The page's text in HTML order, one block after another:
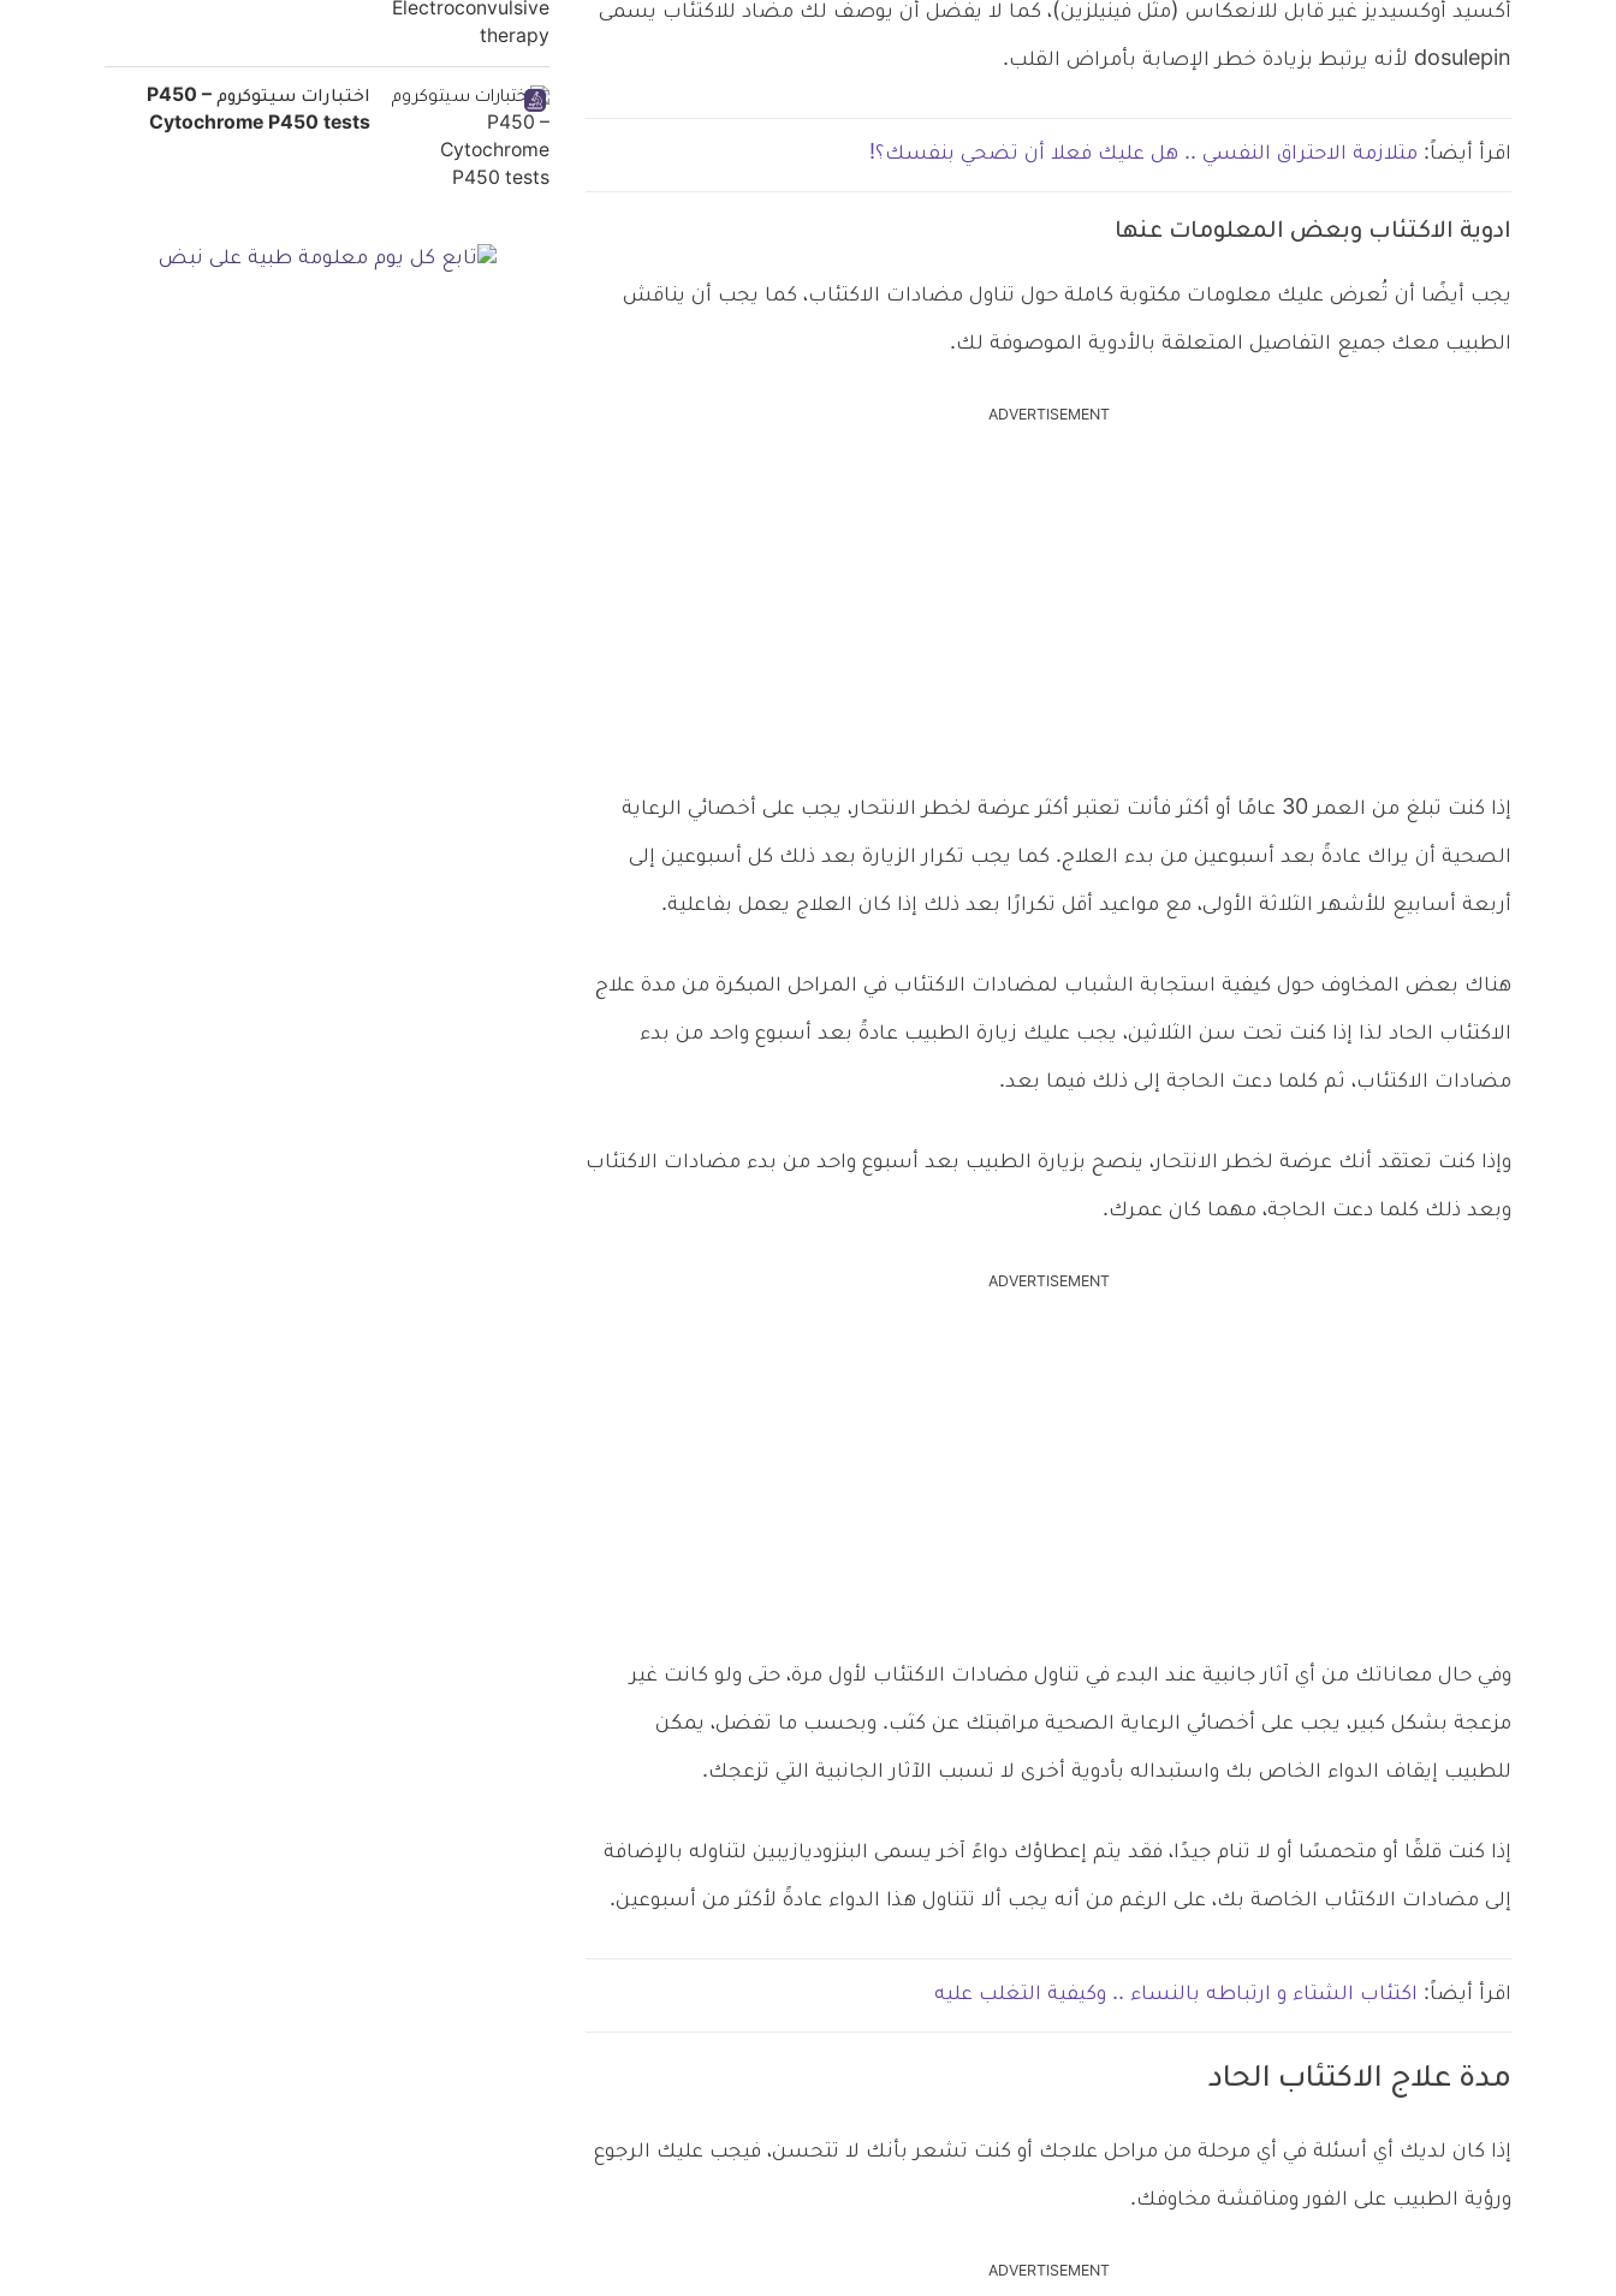
أكسيد أوكسيديز غير قابل للانعكاس (مثل فينيلزين)، كما لا يفضل أن يوصف لك مضاد للاكتئاب يسمى
dosulepin لأنه يرتبط بزيادة خطر الإصابة بأمراض القلب.
اقرأ أيضاً: متلازمة الاحتراق النفسي .. هل عليك فعلا أن تضحي بنفسك؟!
ادوية الاكتئاب وبعض المعلومات عنها
يجب أيضًا أن تُعرض عليك معلومات مكتوبة كاملة حول تناول مضادات الاكتئاب، كما يجب أن يناقش
الطبيب معك جميع التفاصيل المتعلقة بالأدوية الموصوفة لك.
ADVERTISEMENT
إذا كنت تبلغ من العمر 30 عامًا أو أكثر فأنت تعتبر أكثر عرضة لخطر الانتحار، يجب على أخصائي الرعاية
الصحية أن يراك عادةً بعد أسبوعين من بدء العلاج. كما يجب تكرار الزيارة بعد ذلك كل أسبوعين إلى
أربعة أسابيع للأشهر الثلاثة الأولى، مع مواعيد أقل تكرارًا بعد ذلك إذا كان العلاج يعمل بفاعلية.
هناك بعض المخاوف حول كيفية استجابة الشباب لمضادات الاكتئاب في المراحل المبكرة من مدة علاج
الاكتئاب الحاد لذا إذا كنت تحت سن الثلاثين، يجب عليك زيارة الطبيب عادةً بعد أسبوع واحد من بدء
مضادات الاكتئاب، ثم كلما دعت الحاجة إلى ذلك فيما بعد.
وإذا كنت تعتقد أنك عرضة لخطر الانتحار، ينصح بزيارة الطبيب بعد أسبوع واحد من بدء مضادات الاكتئاب
وبعد ذلك كلما دعت الحاجة، مهما كان عمرك.
ADVERTISEMENT
وفي حال معاناتك من أي آثار جانبية عند البدء في تناول مضادات الاكتئاب لأول مرة، حتى ولو كانت غير
مزعجة بشكل كبير، يجب على أخصائي الرعاية الصحية مراقبتك عن كثب. وبحسب ما تفضل، يمكن
للطبيب إيقاف الدواء الخاص بك واستبداله بأدوية أخرى لا تسبب الآثار الجانبية التي تزعجك.
إذا كنت قلقًا أو متحمسًا أو لا تنام جيدًا، فقد يتم إعطاؤك دواءً آخر يسمى البنزوديازيبين لتناوله بالإضافة
إلى مضادات الاكتئاب الخاصة بك، على الرغم من أنه يجب ألا تتناول هذا الدواء عادةً لأكثر من أسبوعين.
اقرأ أيضاً: اكتئاب الشتاء و ارتباطه بالنساء .. وكيفية التغلب عليه
مدة علاج الاكتئاب الحاد
إذا كان لديك أي أسئلة في أي مرحلة من مراحل علاجك أو كنت تشعر بأنك لا تتحسن، فيجب عليك الرجوع
ورؤية الطبيب على الفور ومناقشة مخاوفك.
ADVERTISEMENT
اختبارات سيتوكروم P450 –
Cytochrome P450 tests